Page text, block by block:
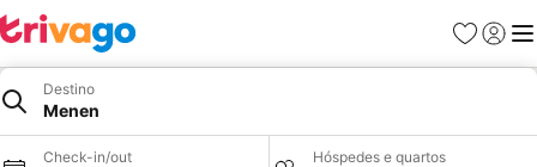
Favoritos
Iniciar
Destino
Menen
Check-in/out Hóspedes e quartos